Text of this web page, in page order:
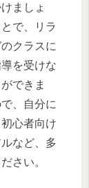
ましょ
で、リラ
クラスに
を受けな
できま
、自分に
心者向け
など、多
さい。